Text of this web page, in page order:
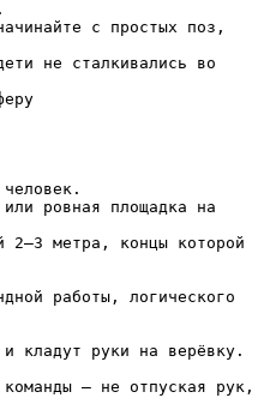
с простых поз,
не сталкивались во
ровная площадка на
2–3 метра, концы которой
работы, логического
кладут руки на верёвку.
— не отпуская рук,